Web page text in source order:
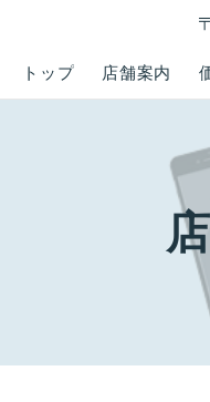
トップ 店舗案内